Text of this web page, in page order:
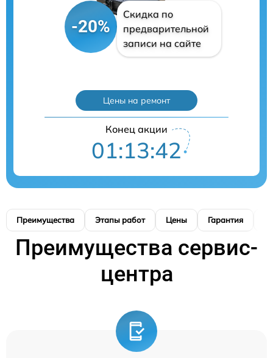
-20%
Скидка по
предварительной
записи на сайте
Цены на ремонт
Конец акции
01:13:41
Преимущества Этапы работ Цены Гарантия
Преимущества сервис-
центра